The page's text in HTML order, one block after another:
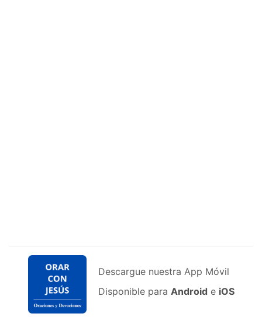
Descargue nuestra App Móvil
Disponible para Android e iOS